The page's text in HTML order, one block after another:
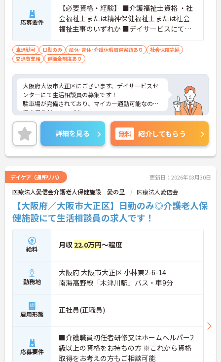
応募要件
【必要資格・経験】 ■介護福祉士資格 ・社
会福祉士または精神保健福祉士または社会
福祉主事のいずれか ■デイサービスにて生
活相談員経験のある方歓迎
車通勤可 日勤のみ 産休･育休･介護休暇取得実績あり
社会保険完備
交通費支給
退職金制度あり
大阪府大阪市大正区にございます、デイサービスセ
ンターにて生活相談員の募集です！
駐車場が完備されており、マイカー通勤可能なので
行き帰りがスムーズ♪
賞与・昇給制度あり！頑張りをしっかりと評価して
いるので、モチベーションを保ちやすい環境です★
育児休暇制度がありますので、ライフステージに応
じて長くお仕事を続けていくことができます◎
ご興味のある方は、マイナビ介護職までお問い合わ
詳細を見る 無料 紹介してもらう
デイケア（通所リハ） 更新日：2026年03月30日
医療法人愛信会介護老人保健施設 愛の里 医療法人愛信会
【大阪府／大阪市大正区】日勤のみ◎介護老人保
健施設にて生活相談員の求人です！
給料 月収 22.0万円～程度
勤務地
大阪府 大阪市大正区 小林東2-6-14
南海高野線「木津川駅」バス・車9分
雇用形態 正社員(正職員)
応募要件
■介護職員初任者研修又はホームヘルパー2
級以上の資格をお持ちの方 ※これから資格
取得をお考えの方もご相談可能